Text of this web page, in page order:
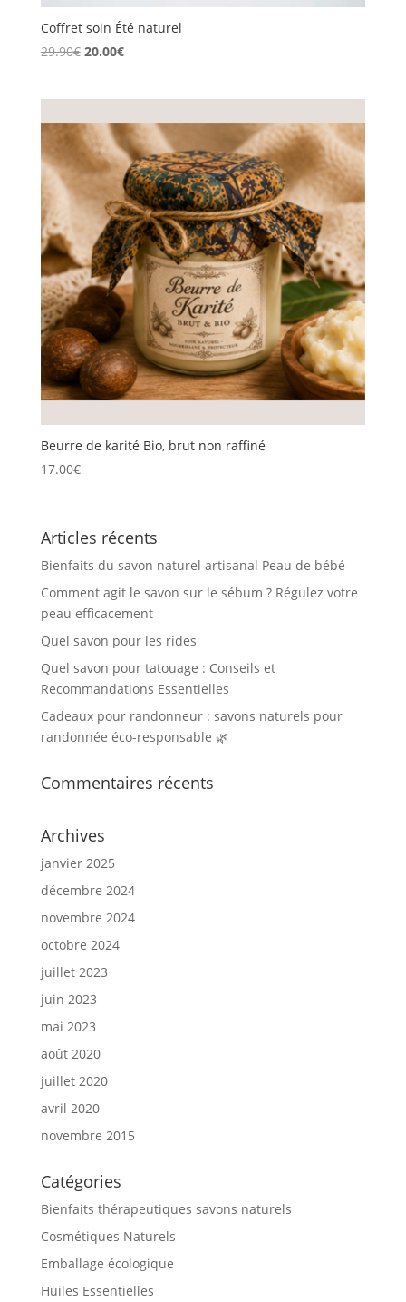
Coffret soin Été naturel
29.90€ Le
29.90€.
20.00€Le
20.00€.
Beurre de karité Bio, brut non raffiné
17.00€
Articles récents
Bienfaits du savon naturel artisanal Peau de bébé
Comment agit le savon sur le sébum ? Régulez votre
peau efficacement
Quel savon pour les rides
Quel savon pour tatouage : Conseils et
Recommandations Essentielles
Cadeaux pour randonneur : savons naturels pour
randonnée éco-responsable 🌿
Commentaires récents
Archives
janvier 2025
décembre 2024
novembre 2024
octobre 2024
juillet 2023
juin 2023
mai 2023
août 2020
juillet 2020
avril 2020
novembre 2015
Catégories
Bienfaits thérapeutiques savons naturels
Cosmétiques Naturels
Emballage écologique
Huiles Essentielles